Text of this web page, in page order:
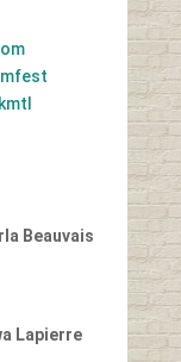
Beauvais
Lapierre